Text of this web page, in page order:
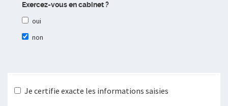
Exercez-vous en cabinet ?
oui
non
Je certifie exacte les informations saisies